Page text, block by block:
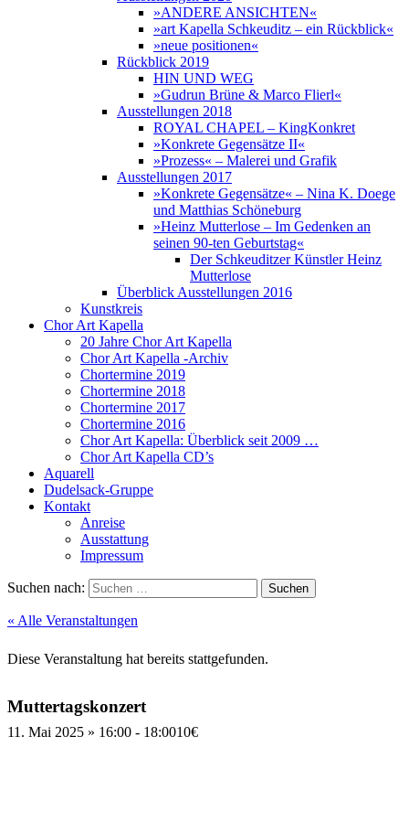
»ANDERE ANSICHTEN«
»art Kapella Schkeuditz – ein Rückblick«
»neue positionen«
Rückblick 2019
HIN UND WEG
»Gudrun Brüne & Marco Flierl«
Ausstellungen 2018
ROYAL CHAPEL – KingKonkret
»Konkrete Gegensätze II«
»Prozess« – Malerei und Grafik
Ausstellungen 2017
»Konkrete Gegensätze« – Nina K. Doege
und Matthias Schöneburg
»Heinz Mutterlose – Im Gedenken an
seinen 90-ten Geburtstag«
Der Schkeuditzer Künstler Heinz
Mutterlose
Überblick Ausstellungen 2016
Kunstkreis
Chor Art Kapella
20 Jahre Chor Art Kapella
Chor Art Kapella -Archiv
Chortermine 2019
Chortermine 2018
Chortermine 2017
Chortermine 2016
Chor Art Kapella: Überblick seit 2009 …
Chor Art Kapella CD’s
Aquarell
Dudelsack-Gruppe
Kontakt
Anreise
Ausstattung
Impressum
Suchen nach:
« Alle Veranstaltungen
Diese Veranstaltung hat bereits stattgefunden.
Muttertagskonzert
11. Mai 2025 » 16:00 - 18:0010€